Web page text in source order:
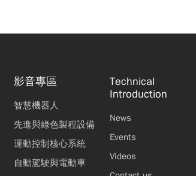
影音專區
智慧機器人
先進與綠色製程設備
運動控制核心系統
自動駕駛與電動車
Technical
Introduction
News
Events
Videos